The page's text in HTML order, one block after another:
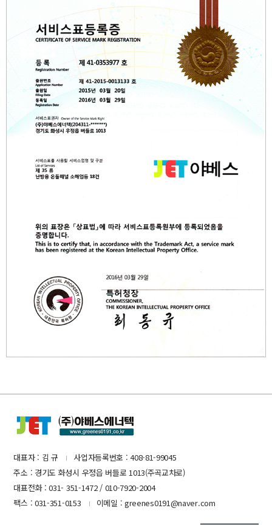
대표자 : 김 규 I
사업자등록번호 : 408-81-99045
주소 : 경기도 화성시 우정읍 버들로 1013(주곡교차로)
대표전화 : 031- 351-1472 / 010-7920-2004
팩스 : 031-351-0153
I 이메일 : greenes0191@naver.com